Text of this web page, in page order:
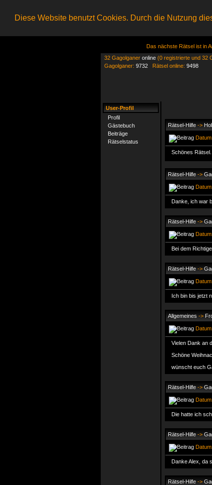
Diese Website benutzt Cookies. Durch die Nutzung
Das nächste Rätsel ist in
32 Gagolganer online (0 registrierte und 32
Gagolganer: 9732 Rätsel online: 9498
User-Profil
Profil
Gästebuch
Beiträge
Rätselstatus
Rätsel-Hilfe ->
Schönes
Rätsel-Hilfe ->
Danke, ich war
Rätsel-Hilfe ->
Bei dem
Rätsel-Hilfe ->
Ich bin bis jetzt
Allgemeines ->
Vielen Dank an
Schöne
wünscht euch
Rätsel-Hilfe ->
Die hatte ich
Rätsel-Hilfe ->
Danke Alex, da
Rätsel-Hilfe ->